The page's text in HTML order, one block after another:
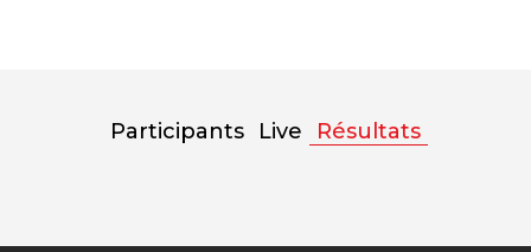
Participants Live Résultats